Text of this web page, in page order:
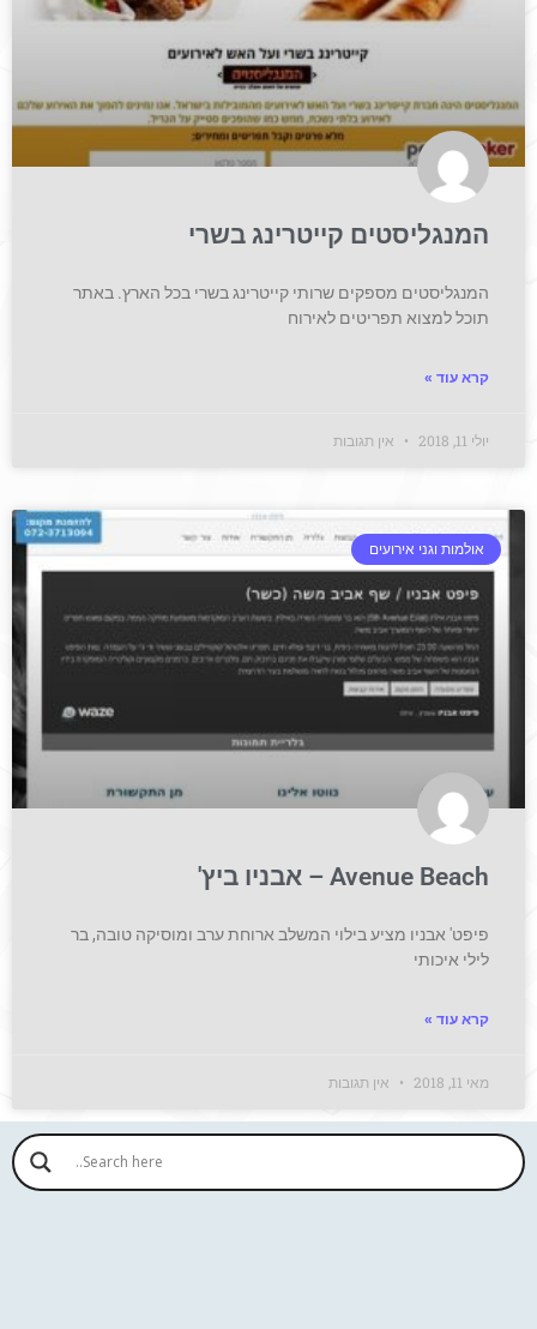
המנגליסטים קייטרינג בשרי
המנגליסטים מספקים שרותי קייטרינג בשרי בכל הארץ. באתר
תוכל למצוא תפריטים לאירוח
קרא עוד »
יולי 11, 2018 אין תגובות
אולמות וגני אירועים
Avenue Beach‎‏ – אבניו ביץ'
פיפט' אבניו מציע בילוי המשלב ארוחת ערב ומוסיקה טובה, בר
לילי איכותי
קרא עוד »
מאי 11, 2018 אין תגובות